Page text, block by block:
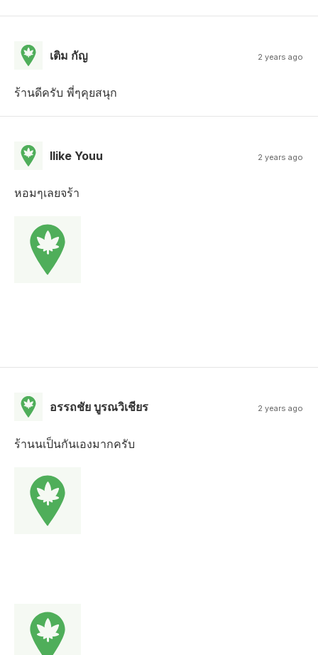
เติม กัญ 2 years ago
ร้านดีครับ พี่ๆคุยสนุก
Ilike Youu 2 years ago
หอมๆเลยจร้า
อรรถชัย บูรณวิเชียร 2 years ago
ร้านนเป็นกันเองมากครับ